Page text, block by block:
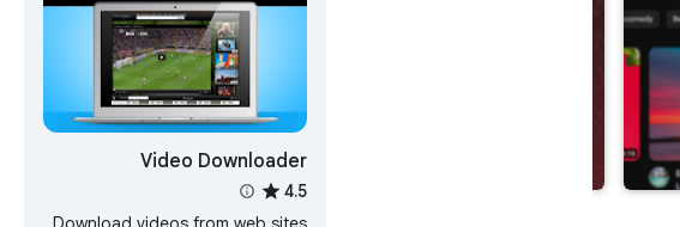
Video Downloader
Professional
4.5